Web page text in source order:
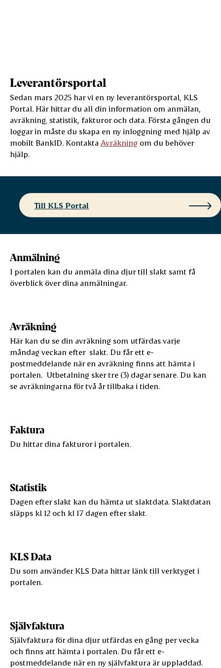
Leverantörsportal
Sedan mars 2025 har vi en ny leverantörsportal, KLS
Portal. Här hittar du all din information om anmälan,
avräkning, statistik, fakturor och data. Första gången du
loggar in måste du skapa en ny inloggning med hjälp av
mobilt BankID. Kontakta Avräkningom du behöver
hjälp.
Till KLS Portal
Anmälning
I portalen kan du anmäla dina djur till slakt samt få
överblick över dina anmälningar.
Avräkning
Här kan du se din avräkning som utfärdas varje
måndag veckan efter slakt. Du får ett e-
postmeddelande när en avräkning finns att hämta i
portalen. Utbetalning sker tre (3) dagar senare. Du kan
se avräkningarna för två år tillbaka i tiden.
Faktura
Du hittar dina fakturor i portalen.
Statistik
Dagen efter slakt kan du hämta ut slaktdata. Slaktdatan
släpps kl 12 och kl 17 dagen efter slakt.
KLS Data
Du som använder KLS Data hittar länk till verktyget i
portalen.
Självfaktura
Självfaktura för dina djur utfärdas en gång per vecka
och finns att hämta i portalen. Du får ett e-
postmeddelande när en ny självfaktura är uppladdad.